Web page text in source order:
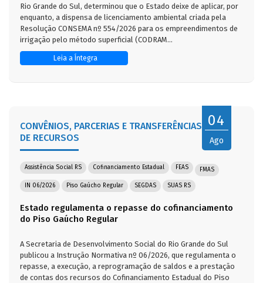
Rio Grande do Sul, determinou que o Estado deixe de aplicar, por
enquanto, a dispensa de licenciamento ambiental criada pela
Resolução CONSEMA nº 554/2026 para os empreendimentos de
irrigação pelo método superficial (CODRAM...
Leia a Íntegra
04
Ago
CONVÊNIOS, PARCERIAS E TRANSFERÊNCIAS
DE RECURSOS
Assistência Social RS Cofinanciamento Estadual FEAS FMAS
IN 06/2026 Piso Gaúcho Regular SEGDAS SUAS RS
Estado regulamenta o repasse do cofinanciamento
do Piso Gaúcho Regular
A Secretaria de Desenvolvimento Social do Rio Grande do Sul
publicou a Instrução Normativa nº 06/2026, que regulamenta o
repasse, a execução, a reprogramação de saldos e a prestação
de contas dos recursos do Cofinanciamento Estadual do Piso